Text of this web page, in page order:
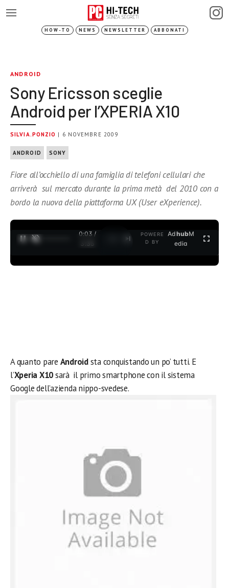
HOW-TO NEWS NEWSLETTER ABBONATI
ANDROID
Sony Ericsson sceglie
Android per l’XPERIA X10
SILVIA.PONZIO | 6 NOVEMBRE 2009
ANDROID SONY
Fiore all’occhiello di una famiglia di telefoni cellulari che
arriverà sul mercato durante la prima metà del 2010 con a
bordo la nuova della piattaforma UX (User eXperience).
0:03 /
3:35
POWERE
D BY
AdhubM
edia
A quanto pare Androidsta conquistando un po’ tutti. E
l’Xperia X10sarà il primo smartphone con il sistema
Google dell’azienda nippo-svedese.